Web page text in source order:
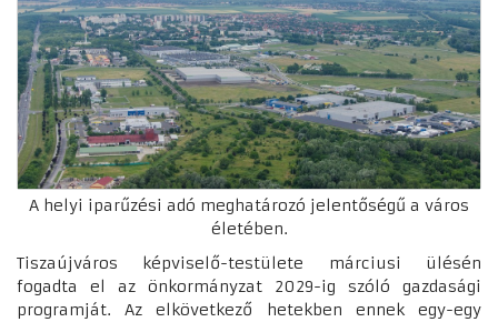
A helyi iparűzési adó meghatározó jelentőségű a város
életében.
Tiszaújváros képviselő-testülete márciusi ülésén
fogadta el az önkormányzat 2029-ig szóló gazdasági
programját. Az elkövetkező hetekben ennek egy-egy